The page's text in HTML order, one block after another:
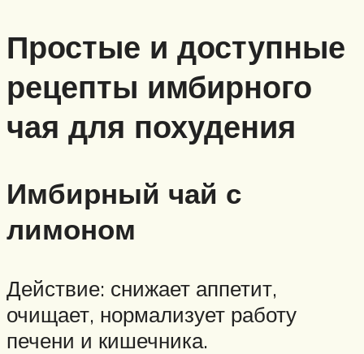
Простые и доступные
рецепты имбирного
чая для похудения
Имбирный чай с
лимоном
Действие: снижает аппетит,
очищает, нормализует работу
печени и кишечника.